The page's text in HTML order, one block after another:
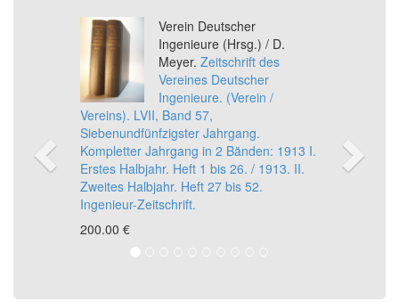
Verein Deutscher
Ingenieure (Hrsg.) / D.
Meyer. Zeitschrift des
Vereines Deutscher
Ingenieure. (Verein /
Vereins). LVII, Band 57,
Siebenundfünfzigster Jahrgang.
Kompletter Jahrgang in 2 Bänden: 1913 I.
Erstes Halbjahr. Heft 1 bis 26. / 1913. II.
Zweites Halbjahr. Heft 27 bis 52.
Ingenieur-Zeitschrift.
200,00 €
Previous